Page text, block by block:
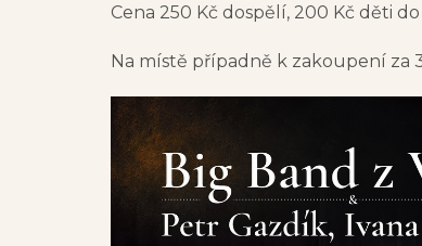
Cena 250 Kč dospělí, 200 Kč děti
Na místě případně k zakoupení za